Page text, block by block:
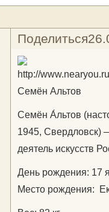
Поделиться
Семён Альтов
Семён А́льтов
1945, Свердловск)
деятель искусств
День рождения: 17
Место рождения: